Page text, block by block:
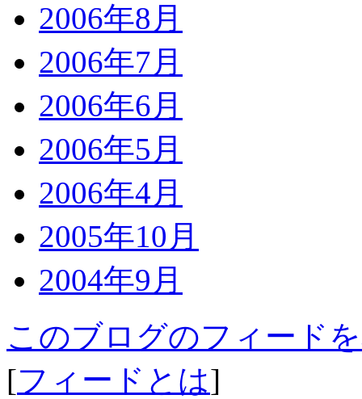
2006年8月
2006年7月
2006年6月
2006年5月
2006年4月
2005年10月
2004年9月
このブログのフィード
[フィードとは]